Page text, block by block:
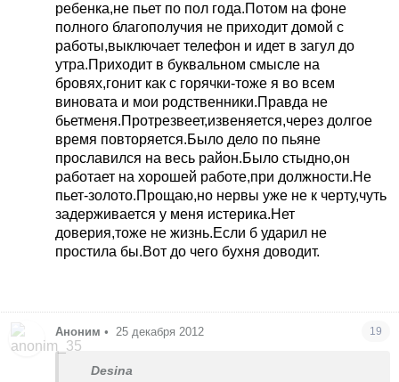
ребенка,не пьет по пол года.Потом на фоне
полного благополучия не приходит домой с
работы,выключает телефон и идет в загул до
утра.Приходит в буквальном смысле на
бровях,гонит как с горячки-тоже я во всем
виновата и мои родственники.Правда не
бьетменя.Протрезвеет,извеняется,через долгое
время повторяется.Было дело по пьяне
прославился на весь район.Было стыдно,он
работает на хорошей работе,при должности.Не
пьет-золото.Прощаю,но нервы уже не к черту,чуть
задерживается у меня истерика.Нет
доверия,тоже не жизнь.Если б ударил не
простила бы.Вот до чего бухня доводит.
Аноним • 25 декабря 2012 19
Desina